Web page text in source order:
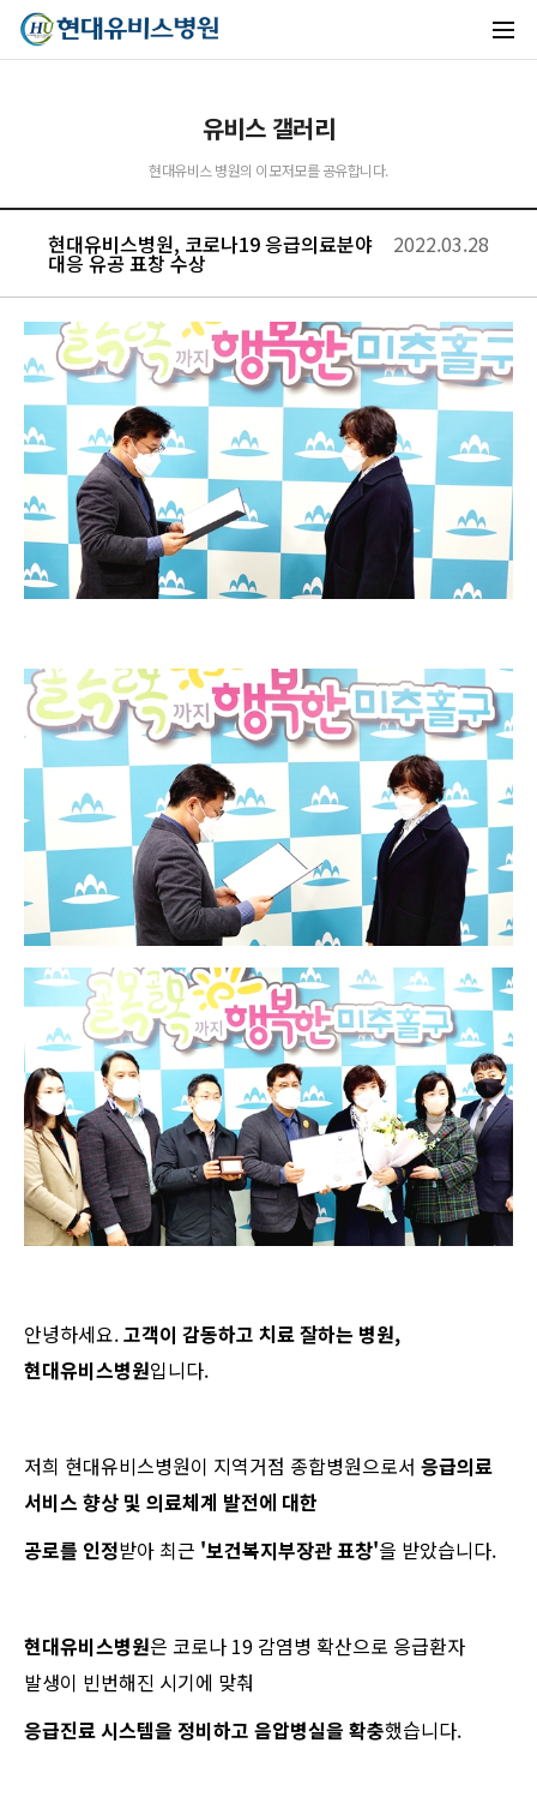
유비스 갤러리
현대유비스 병원의 이모저모를 공유합니다.
현대유비스병원, 코로나19 응급의료분야
대응 유공 표창 수상
2022.03.28
안녕하세요.고객이 감동하고 치료 잘하는 병원,
현대유비스병원입니다.
저희 현대유비스병원이 지역거점 종합병원으로서 응급의료
서비스 향상 및 의료체계 발전에 대한
공로를 인정받아 최근 '보건복지부장관 표창​'을 받았습니다.
현대유비스병원은 코로나 19 감염병 확산으로 응급환자
발생이 빈번해진 시기에 맞춰
응급진료 시스템을 정비하고 음압병실을 확충했습니다.
실시간 안내중